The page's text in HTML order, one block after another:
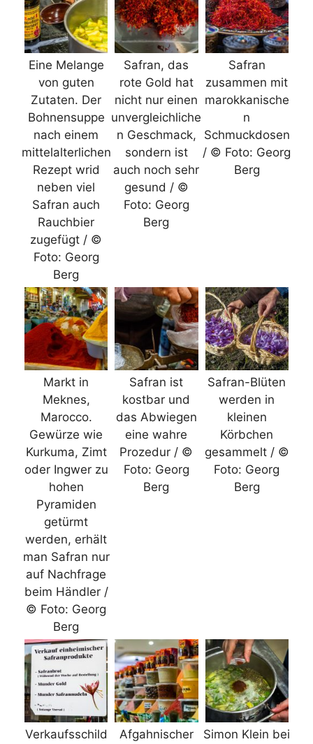
Eine Melange
von guten
Zutaten. Der
Bohnensuppe
nach einem
mittelalterlichen
Rezept wrid
neben viel
Safran auch
Rauchbier
zugefügt / ©
Foto: Georg
Berg
Safran, das
rote Gold hat
nicht nur einen
unvergleichliche
n Geschmack,
sondern ist
auch noch sehr
gesund / ©
Foto: Georg
Berg
Safran
zusammen mit
marokkanische
n
Schmuckdosen
/ © Foto: Georg
Berg
Markt in
Meknes,
Marocco.
Gewürze wie
Kurkuma, Zimt
oder Ingwer zu
hohen
Pyramiden
getürmt
werden, erhält
man Safran nur
auf Nachfrage
beim Händler /
© Foto: Georg
Berg
Safran ist
kostbar und
das Abwiegen
eine wahre
Prozedur / ©
Foto: Georg
Berg
Safran-Blüten
werden in
kleinen
Körbchen
gesammelt / ©
Foto: Georg
Berg
Verkaufsschild
Afgahnischer
Simon Klein bei